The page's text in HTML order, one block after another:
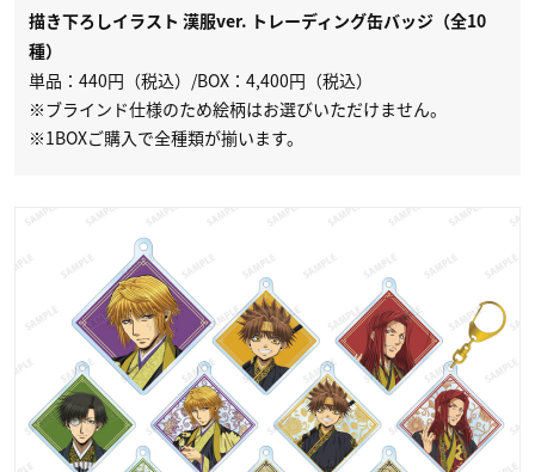
描き下ろしイラスト 漢服ver. トレーディング缶バッジ（全10
種）
単品：440円（税込）/BOX：4,400円（税込）
※ブラインド仕様のため絵柄はお選びいただけません。
※1BOXご購入で全種類が揃います。